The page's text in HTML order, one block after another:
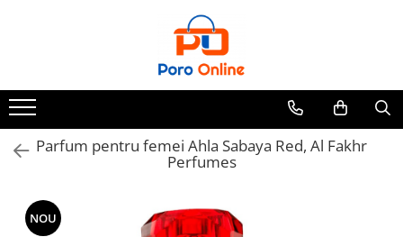
Clone
Parfum Barbati
Parfum Femei
Parfumuri Arabesti
Set Parfum
Parfum pentru femei Ahla Sabaya Red, Al Fakhr
Perfumes
NOU